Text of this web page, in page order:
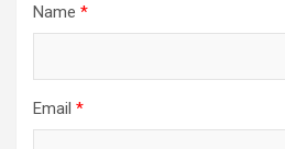
Name *
Email *